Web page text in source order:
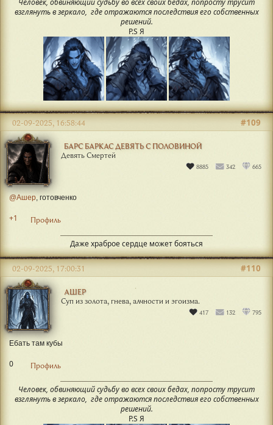
Человек, обвиняющий судьбу во всех своих бедах, попросту трусит
взглянуть в зеркало, где отражаются последствия его собственных
решений.
P.S Я
БАРС БАРКАС ДЕВЯТЬ С ПОЛОВИНОЙ
Девять Смертей
8885 342 665
#109
02-09-2025, 16:58:44
@Ашер, готовченко
+1 Профиль
Даже храброе сердце может бояться
АШЕР
Суп из золота, гнева, алчности и эгоизма.
417 132 795
#110
02-09-2025, 17:00:31
Ебать там кубы
0 Профиль
Человек, обвиняющий судьбу во всех своих бедах, попросту трусит
взглянуть в зеркало, где отражаются последствия его собственных
решений.
P.S Я